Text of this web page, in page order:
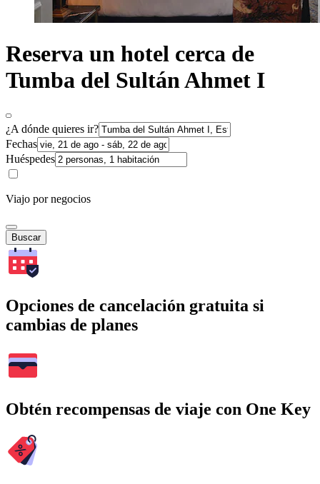
Reserva un hotel cerca de
Tumba del Sultán Ahmet I
¿A dónde quieres ir?
Fechas
Huéspedes
Viajo por negocios
Buscar
Opciones de cancelación gratuita si
cambias de planes
Obtén recompensas de viaje con One Key